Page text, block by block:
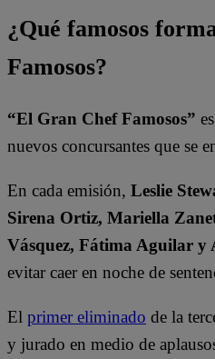
¿Qué famosos
Famosos?
“El Gran Chef Famosos”
nuevos concursantes que se
En cada emisión, Leslie
Sirena Ortiz, Mariella
Vásquez, Fátima Aguilar y
evitar caer en noche de
El primer eliminado de la
y jurado en medio de